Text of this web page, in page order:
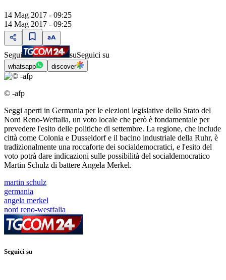
14 Mag 2017 - 09:25
14 Mag 2017 - 09:25
Segui suSeguici su
whatsapp discover
© -afp
Seggi aperti in Germania per le elezioni legislative dello Stato del
Nord Reno-Weftalia, un voto locale che però è fondamentale per
prevedere l'esito delle politiche di settembre. La regione, che include
città come Colonia e Dusseldorf e il bacino industriale della Ruhr, è
tradizionalmente una roccaforte dei socialdemocratici, e l'esito del
voto potrà dare indicazioni sulle possibilità del socialdemocratico
Martin Schulz di battere Angela Merkel.
martin schulz
germania
angela merkel
nord reno-westfalia
Seguici su